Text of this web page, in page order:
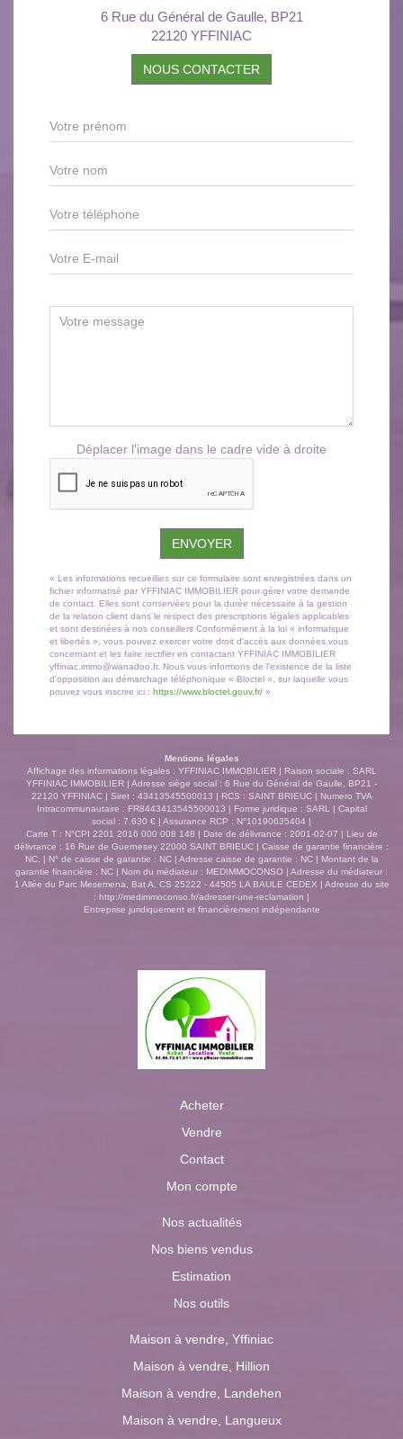
6 Rue du Général de Gaulle, BP21
22120 YFFINIAC
NOUS CONTACTER
Déplacer l'image dans le cadre vide à droite
ENVOYER
« Les informations recueillies sur ce formulaire sont enregistrées dans un
fichier informatisé par YFFINIAC IMMOBILIER pour gérer votre demande
de contact. Elles sont conservées pour la durée nécessaire à la gestion
de la relation client dans le respect des prescriptions légales applicables
et sont destinées à nos conseillers Conformément à la loi « informatique
et libertés », vous pouvez exercer votre droit d'accès aux données vous
concernant et les faire rectifier en contactant YFFINIAC IMMOBILIER
yffiniac.immo@wanadoo.fr. Nous vous informons de l'existence de la liste
d'opposition au démarchage téléphonique « Bloctel », sur laquelle vous
pouvez vous inscrire ici : https://www.bloctel.gouv.fr/ »
Mentions légales
Affichage des informations légales : YFFINIAC IMMOBILIER | Raison sociale : SARL
YFFINIAC IMMOBILIER | Adresse siège social : 6 Rue du Général de Gaulle, BP21 -
22120 YFFINIAC | Siret : 43413545500013 | RCS : SAINT BRIEUC | Numero TVA
Intracommunautaire : FR8443413545500013 | Forme juridique : SARL | Capital
social : 7.630 € | Assurance RCP : N°10190635404 |
Carte T : N°CPI 2201 2016 000 008 148 | Date de délivrance : 2001-02-07 | Lieu de
délivrance : 16 Rue de Guernesey 22000 SAINT BRIEUC | Caisse de garantie financière :
NC. | N° de caisse de garantie : NC | Adresse caisse de garantie : NC | Montant de la
garantie financière : NC | Nom du médiateur : MEDIMMOCONSO | Adresse du médiateur :
1 Allée du Parc Mesemena, Bat A, CS 25222 - 44505 LA BAULE CEDEX | Adresse du site
: http://medimmoconso.fr/adresser-une-reclamation |
Entreprise juridiquement et financièrement indépendante
Acheter
Vendre
Contact
Mon compte
Nos actualités
Nos biens vendus
Estimation
Nos outils
Maison à vendre, Yffiniac
Maison à vendre, Hillion
Maison à vendre, Landehen
Maison à vendre, Langueux